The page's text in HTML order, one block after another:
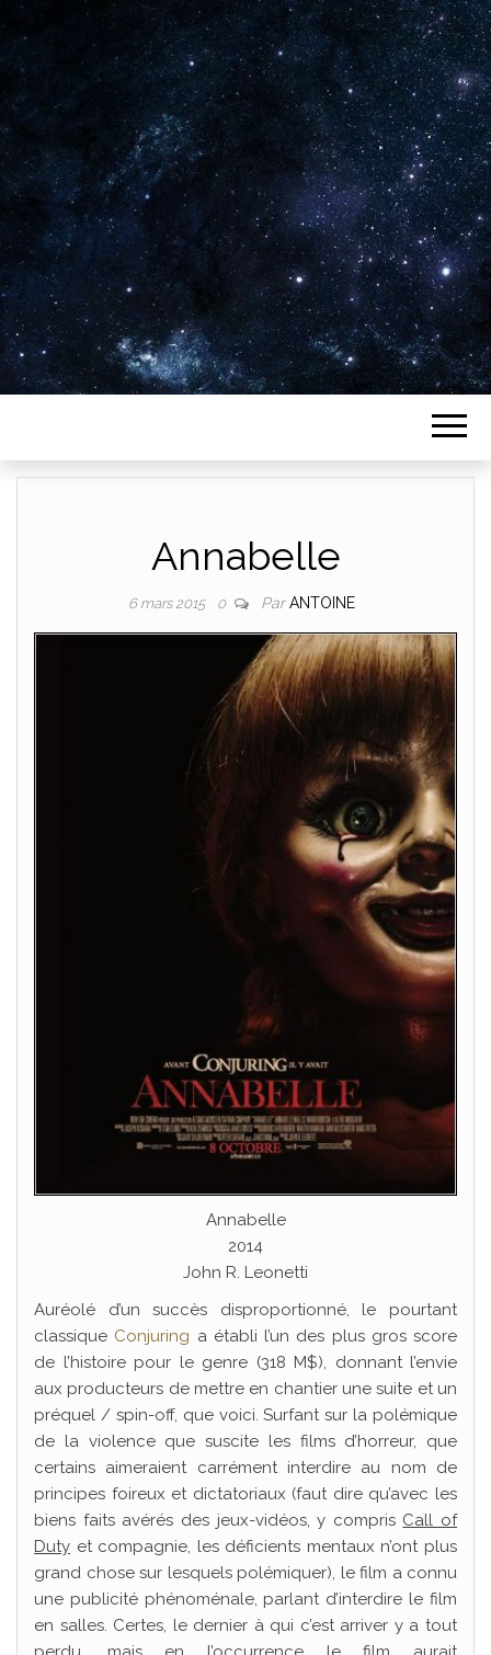
Plus de 2800 critiques de films
Annabelle
6 mars 2015 0 ParANTOINE
Annabelle
2014
John R. Leonetti
Auréolé d’un succès disproportionné, le pourtant
classique Conjuring a établi l’un des plus gros score
de l’histoire pour le genre (318 M$), donnant l’envie
aux producteurs de mettre en chantier une suite et un
préquel / spin-off, que voici. Surfant sur la polémique
de la violence que suscite les films d’horreur, que
certains aimeraient carrément interdire au nom de
principes foireux et dictatoriaux (faut dire qu’avec les
biens faits avérés des jeux-vidéos, y compris Call of
Duty et compagnie, les déficients mentaux n’ont plus
grand chose sur lesquels polémiquer), le film a connu
une publicité phénoménale, parlant d’interdire le film
en salles. Certes, le dernier à qui c’est arriver y a tout